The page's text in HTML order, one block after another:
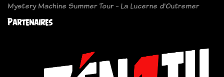
Mystery Machine Summer Tour - La Lucerne d'Outremer
Partenaires